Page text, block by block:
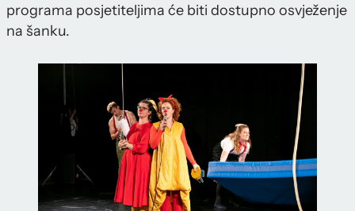
programa posjetiteljima će biti dostupno osvježenje
na šanku.